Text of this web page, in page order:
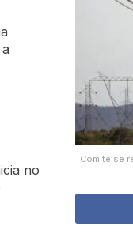
Comitê se
no